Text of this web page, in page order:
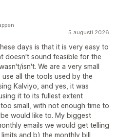
5 augusti 2026
days is that it is very easy to
doesn't sound feasible for the
isn't. We are a very small
all the tools used by the
Kalviyo, and yes, it was
it to its fullest extent
small, with not enough time to
would like to. My biggest
emails we would get telling
and b) the monthly bill,